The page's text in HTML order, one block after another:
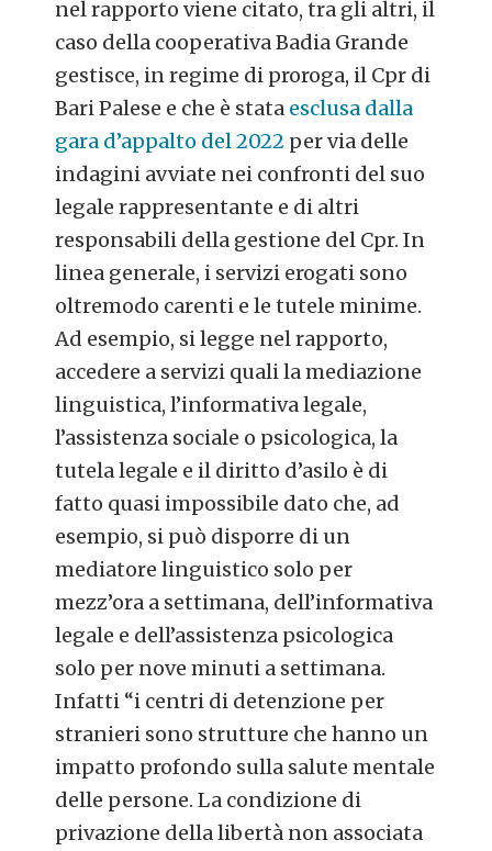
nel rapporto viene citato, tra gli altri, il
caso della cooperativa Badia Grande
gestisce, in regime di proroga, il Cpr di
Bari Palese e che è stata esclusa dalla
gara d’appalto del 2022 per via delle
indagini avviate nei confronti del suo
legale rappresentante e di altri
responsabili della gestione del Cpr. In
linea generale, i servizi erogati sono
oltremodo carenti e le tutele minime.
Ad esempio, si legge nel rapporto,
accedere a servizi quali la mediazione
linguistica, l’informativa legale,
l’assistenza sociale o psicologica, la
tutela legale e il diritto d’asilo è di
fatto quasi impossibile dato che, ad
esempio, si può disporre di un
mediatore linguistico solo per
mezz’ora a settimana, dell’informativa
legale e dell’assistenza psicologica
solo per nove minuti a settimana.
Infatti “i centri di detenzione per
stranieri sono strutture che hanno un
impatto profondo sulla salute mentale
delle persone. La condizione di
privazione della libertà non associata